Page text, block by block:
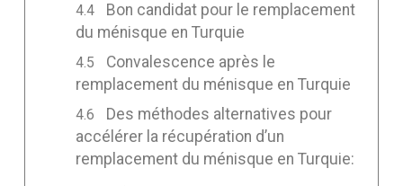
Bon candidat pour le remplacement
du ménisque en Turquie
Convalescence après le
remplacement du ménisque en Turquie
Des méthodes alternatives pour
accélérer la récupération d’un
remplacement du ménisque en Turquie: